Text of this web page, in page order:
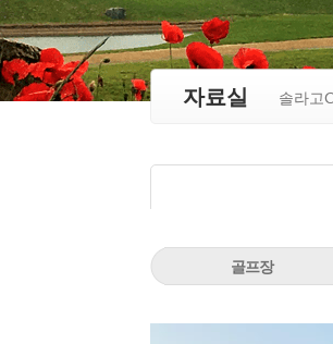
자료실 솔라고
골프장